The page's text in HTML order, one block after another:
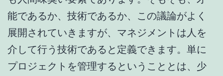
能であるか、技術であるか、この議論がよく
展開されていきますが、マネジメントは人を
介して行う技術であると定義できます。単に
プロジェクトを管理するということとは、少